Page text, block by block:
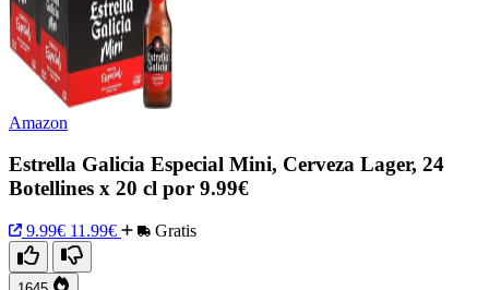
Amazon
Estrella Galicia Especial Mini, Cerveza Lager, 24
Botellines x 20 cl por 9.99€
9.99€ 11.99€ Gratis